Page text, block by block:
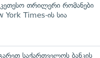
თრილერი რომანები
York Times-ის სია
საქართველოს ბანკის